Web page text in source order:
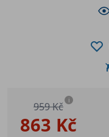
863 Kč
959 Kč i